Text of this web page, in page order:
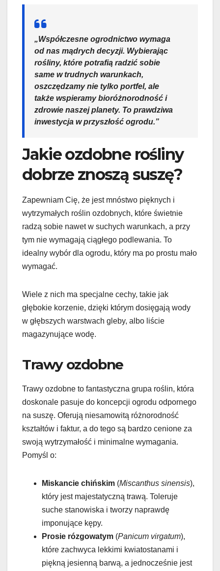
„Współczesne ogrodnictwo wymaga
od nas mądrych decyzji. Wybierając
rośliny, które potrafią radzić sobie
same w trudnych warunkach,
oszczędzamy nie tylko portfel, ale
także wspieramy bioróżnorodność i
zdrowie naszej planety. To prawdziwa
inwestycja w przyszłość ogrodu.”
Jakie ozdobne rośliny
dobrze znoszą suszę?
Zapewniam Cię, że jest mnóstwo pięknych i
wytrzymałych roślin ozdobnych, które świetnie
radzą sobie nawet w suchych warunkach, a przy
tym nie wymagają ciągłego podlewania. To
idealny wybór dla ogrodu, który ma po prostu mało
wymagać.
Wiele z nich ma specjalne cechy, takie jak
głębokie korzenie, dzięki którym dosięgają wody
w głębszych warstwach gleby, albo liście
magazynujące wodę.
Trawy ozdobne
Trawy ozdobne to fantastyczna grupa roślin, która
doskonale pasuje do koncepcji ogrodu odpornego
na suszę. Oferują niesamowitą różnorodność
kształtów i faktur, a do tego są bardzo cenione za
swoją wytrzymałość i minimalne wymagania.
Pomyśl o:
Miskancie chińskim (Miscanthus sinensis),
który jest majestatyczną trawą. Toleruje
suche stanowiska i tworzy naprawdę
imponujące kępy.
Prosie rózgowatym (Panicum virgatum),
które zachwyca lekkimi kwiatostanami i
piękną jesienną barwą, a jednocześnie jest